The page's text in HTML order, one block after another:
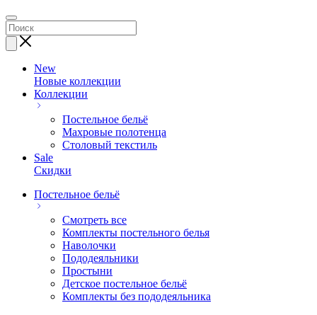
New
Новые коллекции
Коллекции
Постельное бельё
Махровые полотенца
Столовый текстиль
Sale
Скидки
Постельное бельё
Смотреть все
Комплекты постельного белья
Наволочки
Пододеяльники
Простыни
Детское постельное бельё
Комплекты без пододеяльника